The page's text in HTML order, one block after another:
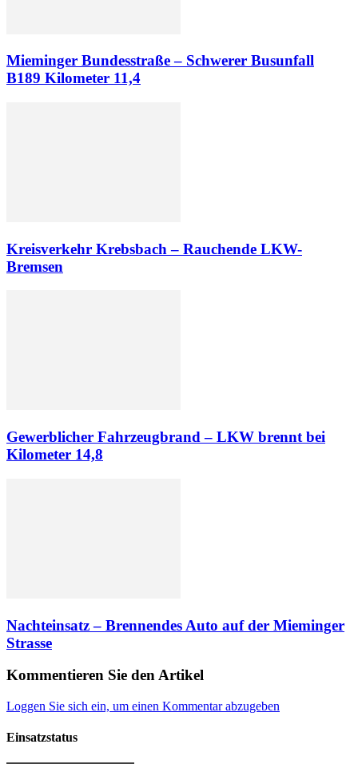
Mieminger Bundesstraße – Schwerer Busunfall
B189 Kilometer 11,4
Kreisverkehr Krebsbach – Rauchende LKW-
Bremsen
Gewerblicher Fahrzeugbrand – LKW brennt bei
Kilometer 14,8
Nachteinsatz – Brennendes Auto auf der Mieminger
Strasse
Kommentieren Sie den Artikel
Loggen Sie sich ein, um einen Kommentar abzugeben
Einsatzstatus